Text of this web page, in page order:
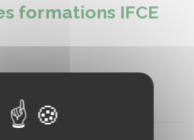
formations IFCE